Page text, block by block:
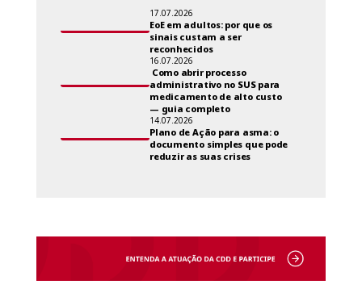
17.07.2026
EoE em adultos: por que os
sinais custam a ser
reconhecidos
16.07.2026
Como abrir processo
administrativo no SUS para
medicamento de alto custo
— guia completo
14.07.2026
Plano de Ação para asma: o
documento simples que pode
reduzir as suas crises